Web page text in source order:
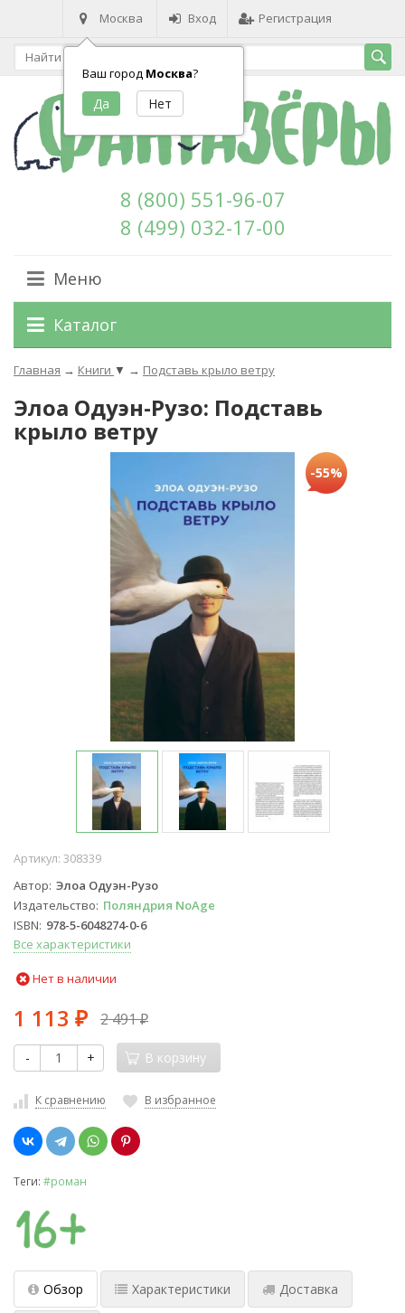
Москва
Ваш город Москва?
Вход Регистрация
8 (800) 551-96-07
8 (499) 032-17-00
Меню
Каталог
Главная → Книги ▼ → Подставь крыло ветру
Элоа Одуэн-Рузо: Подставь
крыло ветру
-55%
Артикул: 308339
Автор Элоа Одуэн-Рузо
Издательство Поляндрия NoAge
ISBN 978-5-6048274-0-6
Все характеристики
Нет в наличии
1 113 ₽ 2 491₽
- + В корзину
К сравнению В избранное
Теги: #роман
Обзор Характеристики Доставка